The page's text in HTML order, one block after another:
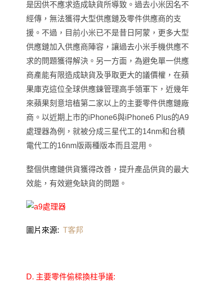
是因供不應求造成缺貨所導致。 過去小米因名不
經傳 ， 無法獲得大型供應鏈及零件供應商的支
援。不過 ， 目前小米已不是昔日阿蒙 ， 更多大型
供應鏈加入供應商陣容 ， 讓過去小米手機供應不
求的問題獲得解決。 另一方面 ， 為避免單一供應
商產能有限造成缺貨及爭取更大的議價權 ， 在蘋
果庫克這位全球供應鍊管理高手領軍下 ， 近幾年
來蘋果刻意培植第二家以上的主要零件供應鏈廠
商。以近期上市的iPhone6與iPhone6 Plus的A9
處理器為例 ， 就被分成三星代工的14nm和台積
電代工的16nm版兩種版本而且混用。
整個供應鏈供貨獲得改善 ， 提升產品供貨的最大
效能 ，有效避免缺貨的問題 。
圖片來源: T客邦
D. 主要零件偷樑換柱爭議: